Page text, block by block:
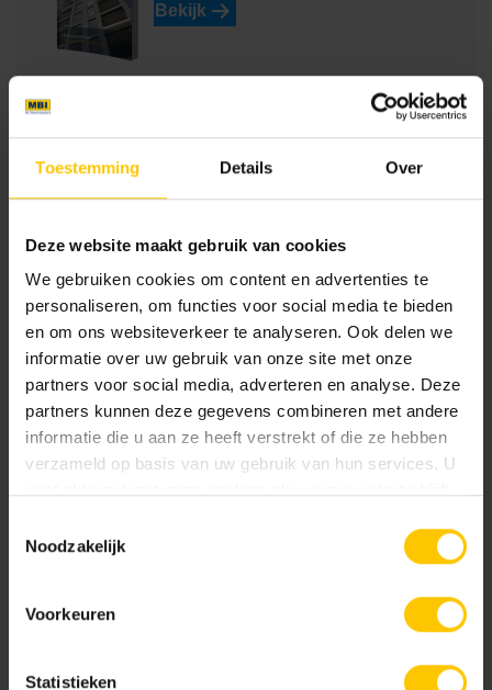
Toestemming Details Over
Deze website maakt gebruik van cookies
We gebruiken cookies om content en advertenties te
personaliseren, om functies voor social media te bieden
en om ons websiteverkeer te analyseren. Ook delen we
informatie over uw gebruik van onze site met onze
partners voor social media, adverteren en analyse. Deze
partners kunnen deze gegevens combineren met andere
informatie die u aan ze heeft verstrekt of die ze hebben
verzameld op basis van uw gebruik van hun services. U
Noodzakelijk
Voorkeuren
Statistieken
Birmingham Greyblue
Castilla Brown
Bekijk
Projectvoorbeelden bouw
Metselwerken Handboek
Bekijk
Infoboekje GeoStylistix